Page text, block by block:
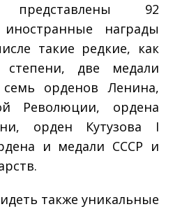
92
награды
такие редкие, как
две медали
семь орденов Ленина,
Революции, ордена
орден Кутузова I
и медали СССР и
также уникальные